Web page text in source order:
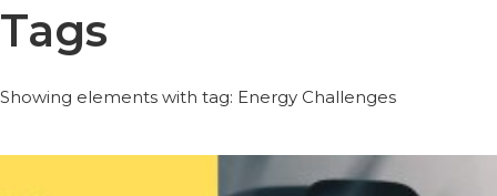
Tags
Showing elements with tag: Energy Challenges